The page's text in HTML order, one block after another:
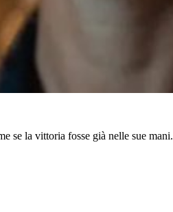
se la vittoria fosse già nelle sue mani.